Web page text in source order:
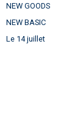
NEW GOODS
NEW BASIC
Le 14 juillet